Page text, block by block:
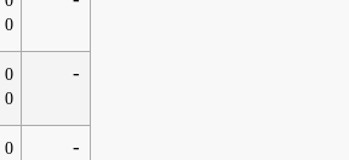
0
0
0
-
0
-